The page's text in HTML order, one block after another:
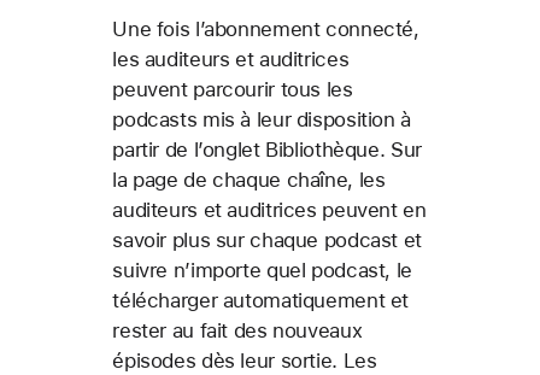
Une fois l’abonnement connecté,
les auditeurs et auditrices
peuvent parcourir tous les
podcasts mis à leur disposition à
partir de l’onglet Bibliothèque. Sur
la page de chaque chaîne, les
auditeurs et auditrices peuvent en
savoir plus sur chaque podcast et
suivre n’importe quel podcast, le
télécharger automatiquement et
rester au fait des nouveaux
épisodes dès leur sortie. Les